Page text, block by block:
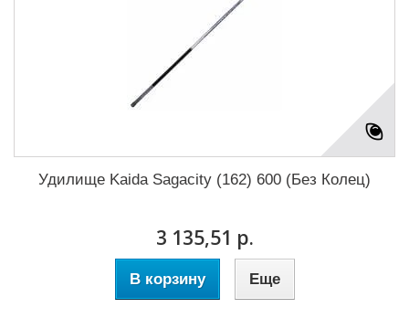
Удилище Kaida Sagacity (162) 600 (Без Колец)
3 135,51 р.
В корзину Еще